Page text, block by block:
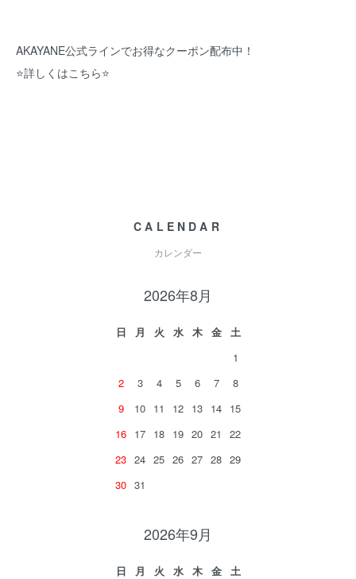
AKAYANE公式ラインでお得なクーポン配布中！
⭐️詳しくはこちら⭐️
CALENDAR
カレンダー
2026年8月
日 月 火 水 木 金
土
1
2
3 4 5 6 7
8
9
10 11 12 13 14 15
16 17 18 19 20 21
22
23 24 25 26 27 28 29
30 31
2026年9月
日 月 火 水 木 金
土